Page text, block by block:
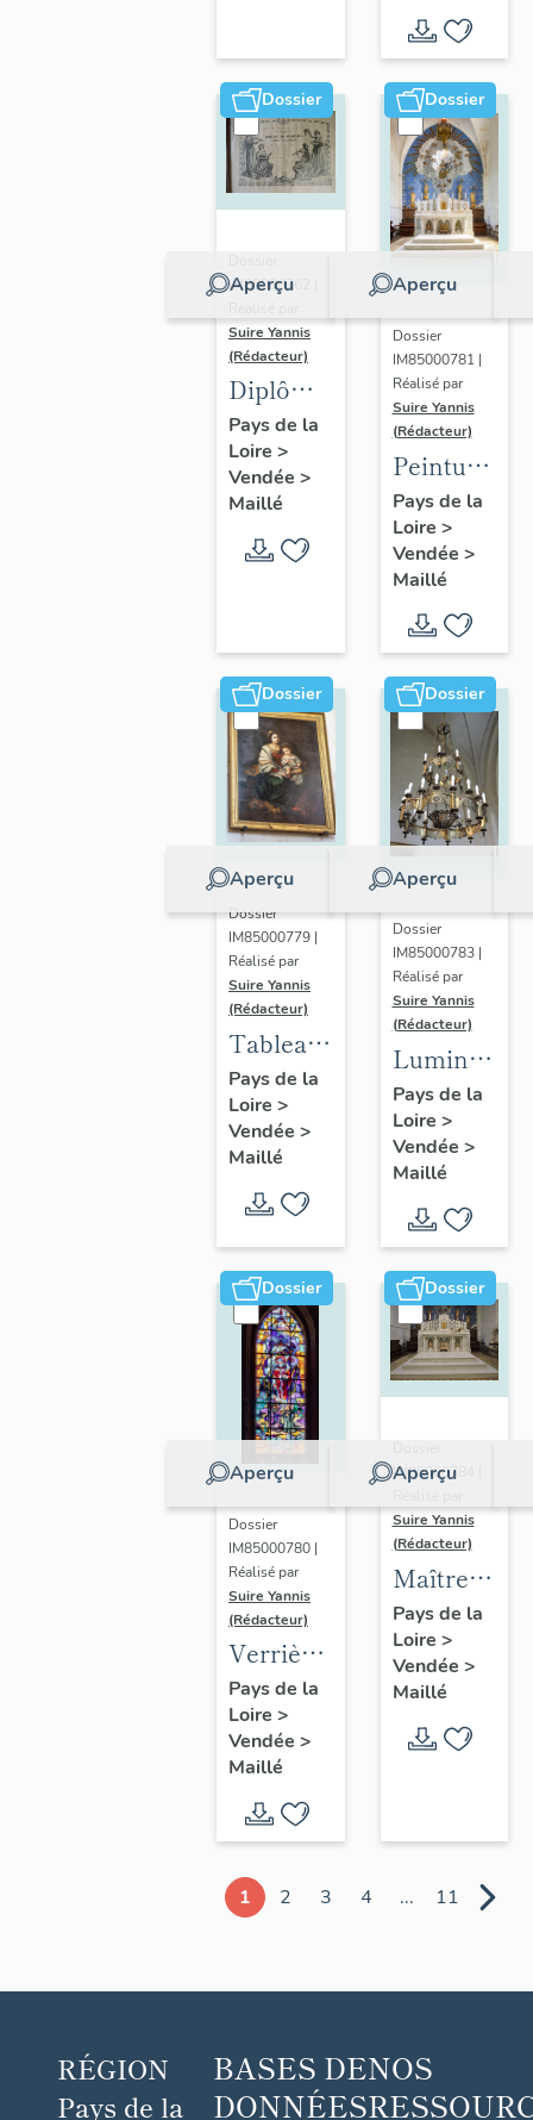
Dossier
Aperçu
IM85000762 |
Suire Yannis
(Rédacteur)
Diplômes
de
concours
(3) de
musical
Pays de la
Loire >
Vendée >
Maillé
Dossier
Aperçu
Dossier
IM85000781 |
Réalisé par
Suire Yannis
(Rédacteur)
Peinture
statues,
bas-
de la
Vierge
Pays de la
Loire >
Vendée >
Maillé
Dossier
Aperçu
Dossier
IM85000779 |
Réalisé par
Suire Yannis
(Rédacteur)
Tableau :
Vierge à
l'Enfant
ou
du
Rosaire
Pays de la
Loire >
Vendée >
Maillé
Dossier
Aperçu
Dossier
IM85000783 |
Réalisé par
Suire Yannis
(Rédacteur)
Luminaires
(2)
Pays de la
Loire >
Vendée >
Maillé
Dossier
Aperçu
Dossier
IM85000780 |
Réalisé par
Suire Yannis
(Rédacteur)
Verrière
: saint
Pient
Pays de la
Loire >
Vendée >
Maillé
Dossier
Aperçu
IM85000784 |
Suire Yannis
(Rédacteur)
Maître-
autel,
tabernacle
Pays de la
Loire >
Vendée >
Maillé
1 2 3 4 ... 11
RÉGION
Pays de la
BASES DE
DONNÉES
NOS